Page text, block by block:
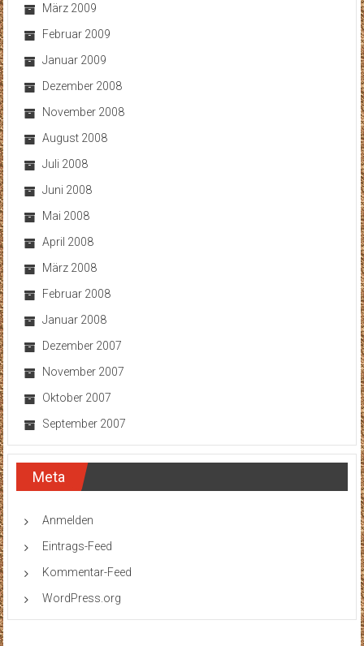
März 2009
Februar 2009
Januar 2009
Dezember 2008
November 2008
August 2008
Juli 2008
Juni 2008
Mai 2008
April 2008
März 2008
Februar 2008
Januar 2008
Dezember 2007
November 2007
Oktober 2007
September 2007
Meta
Anmelden
Eintrags-Feed
Kommentar-Feed
WordPress.org